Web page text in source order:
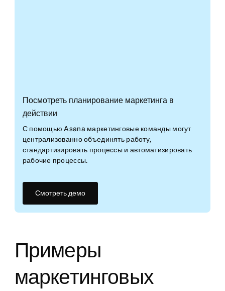
Посмотреть планирование маркетинга в
действии
С помощью Asana маркетинговые команды могут
централизованно объединять работу,
стандартизировать процессы и автоматизировать
рабочие процессы.
Смотреть демо
Примеры
маркетинговых